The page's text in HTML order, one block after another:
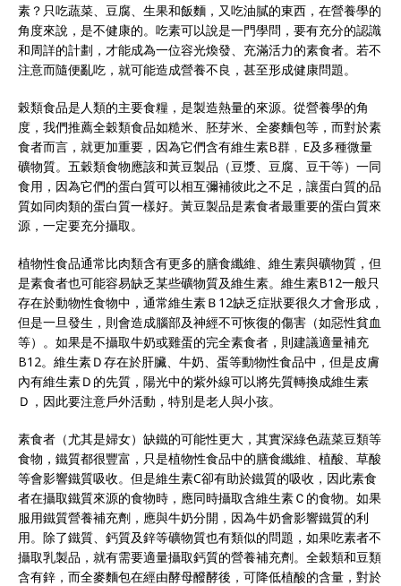
素？只吃蔬菜、豆腐、生果和飯麵，又吃油膩的東西，在營養學的
角度來說，是不健康的。吃素可以說是一門學問，要有充分的認識
和周詳的計劃，才能成為一位容光煥發、充滿活力的素食者。若不
注意而隨便亂吃，就可能造成營養不良，甚至形成健康問題。
榖類食品是人類的主要食糧，是製造熱量的來源。從營養學的角
度，我們推薦全穀類食品如糙米、胚芽米、全麥麵包等，而對於素
食者而言，就更加重要，因為它們含有維生素B群﹐E及多種微量
礦物質。五穀類食物應該和黃豆製品（豆漿、豆腐、豆干等）一同
食用，因為它們的蛋白質可以相互彌補彼此之不足，讓蛋白質的品
質如同肉類的蛋白質一樣好。黃豆製品是素食者最重要的蛋白質來
源，一定要充分攝取。
植物性食品通常比肉類含有更多的膳食纖維、維生素與礦物質，但
是素食者也可能容易缺乏某些礦物質及維生素。維生素B12一般只
存在於動物性食物中，通常維生素Ｂ12缺乏症狀要很久才會形成，
但是一旦發生，則會造成腦部及神經不可恢復的傷害（如惡性貧血
等）。如果是不攝取牛奶或雞蛋的完全素食者，則建議適量補充
B12。維生素Ｄ存在於肝臟、牛奶、蛋等動物性食品中，但是皮膚
內有維生素Ｄ的先質，陽光中的紫外線可以將先質轉換成維生素
Ｄ，因此要注意戶外活動，特別是老人與小孩。
素食者（尤其是婦女）缺鐵的可能性更大，其實深綠色蔬菜豆類等
食物，鐵質都很豐富，只是植物性食品中的膳食纖維、植酸、草酸
等會影響鐵質吸收。但是維生素C卻有助於鐵質的吸收，因此素食
者在攝取鐵質來源的食物時，應同時攝取含維生素Ｃ的食物。如果
服用鐵質營養補充劑，應與牛奶分開，因為牛奶會影響鐵質的利
用。除了鐵質、鈣質及鋅等礦物質也有類似的問題，如果吃素者不
攝取乳製品，就有需要適量攝取鈣質的營養補充劑。全穀類和豆類
含有鋅，而全麥麵包在經由酵母醱酵後，可降低植酸的含量，對於